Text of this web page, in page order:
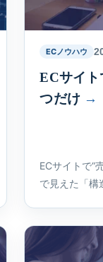
ECノウハウ
ECサイト
つだけ
ECサイトで“